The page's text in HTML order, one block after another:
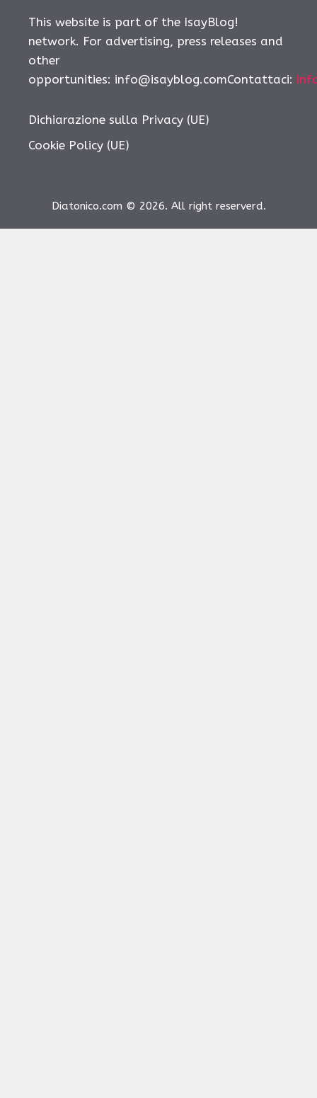
This website is part of the IsayBlog!
network. For advertising, press releases and
other
opportunities: info@isayblog.comContattaci:
Dichiarazione sulla Privacy (UE)
Cookie Policy (UE)
Diatonico.com © 2026. All right reserverd.